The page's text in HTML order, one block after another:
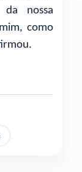
da nossa
como